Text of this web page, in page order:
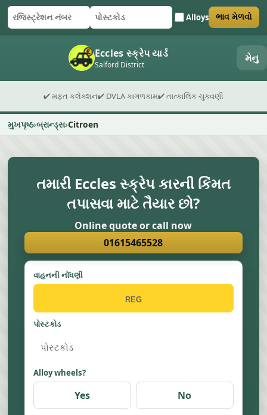
રજિસ્ટ્રેશન નંબર
પોસ્ટકોડ Alloys
ફોર્મ સબમિટ કરો ભાવ મેળવો
Eccles સ્ક્રેપ યાર્ડ
Salford District મેનુ
✔ મફત કલેક્શન✔ DVLA કાગળકામ✔ તાત્કાલિક ચુકવણી
મુખપૃષ્ઠ બ્રાન્ડ્સ Citroen
તમારી Eccles સ્ક્રેપ કારની કિંમત
તપાસવા માટે તૈયાર છો?
Online quote or call now
01615465528
વાહનની નોંધણી
પોસ્ટકોડ
Alloy wheels?
Yes No